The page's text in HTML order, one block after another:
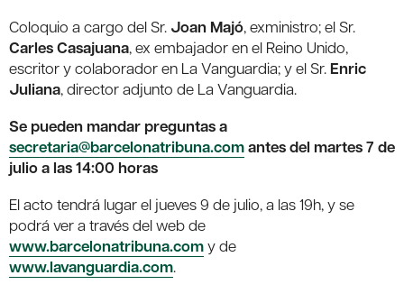
Coloquio a cargo del Sr. Joan Majó, exministro; el Sr.
Carles Casajuana, ex embajador en el Reino Unido,
escritor y colaborador en La Vanguardia; y el Sr. Enric
Juliana, director adjunto de La Vanguardia.
Se pueden mandar preguntas a
secretaria@barcelonatribuna.comantes del martes 7 de
julio a las 14:00 horas
El acto tendrá lugar el jueves 9 de julio, a las 19h, y se
podrá ver a través del web de
www.barcelonatribuna.comy de
www.lavanguardia.com.